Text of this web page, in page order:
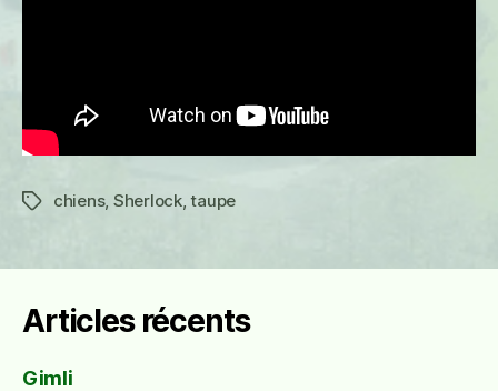
Étiquettes
chiens, Sherlock,taupe
Articles récents
Gimli